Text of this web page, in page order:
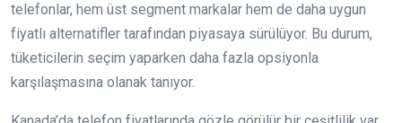
telefonlar, hem üst segment markalar hem de daha uygun
fiyatlı alternatifler tarafından piyasaya sürülüyor. Bu durum,
tüketicilerin seçim yaparken daha fazla opsiyonla
karşılaşmasına olanak tanıyor.